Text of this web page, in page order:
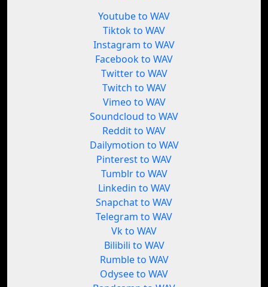
Youtube to WAV
Tiktok to WAV
Instagram to WAV
Facebook to WAV
Twitter to WAV
Twitch to WAV
Vimeo to WAV
Soundcloud to WAV
Reddit to WAV
Dailymotion to WAV
Pinterest to WAV
Tumblr to WAV
Linkedin to WAV
Snapchat to WAV
Telegram to WAV
Vk to WAV
Bilibili to WAV
Rumble to WAV
Odysee to WAV